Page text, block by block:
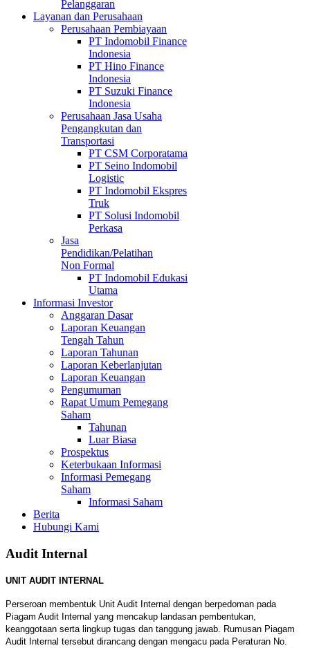
Pelanggaran
Layanan dan Perusahaan
Perusahaan Pembiayaan
PT Indomobil Finance
Indonesia
PT Hino Finance
Indonesia
PT Suzuki Finance
Indonesia
Perusahaan Jasa Usaha
Pengangkutan dan
Transportasi
PT CSM Corporatama
PT Seino Indomobil
Logistic
PT Indomobil Ekspres
Truk
PT Solusi Indomobil
Perkasa
Jasa
Pendidikan/Pelatihan
Non Formal
PT Indomobil Edukasi
Utama
Informasi Investor
Anggaran Dasar
Laporan Keuangan
Tengah Tahun
Laporan Tahunan
Laporan Keberlanjutan
Laporan Keuangan
Pengumuman
Rapat Umum Pemegang
Saham
Tahunan
Luar Biasa
Prospektus
Keterbukaan Informasi
Informasi Pemegang
Saham
Informasi Saham
Berita
Hubungi Kami
Audit Internal
UNIT AUDIT INTERNAL
Perseroan membentuk Unit Audit Internal dengan berpedoman pada
Piagam Audit Internal yang mencakup landasan pembentukan,
keanggotaan serta lingkup tugas dan tanggung jawab. Rumusan Piagam
Audit Internal tersebut dirancang dengan mengacu pada Peraturan No.